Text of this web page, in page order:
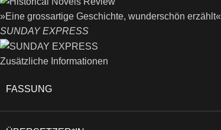
»Eine grossartige Geschichte, wunderschön erzählt«
SUNDAY EXPRESS
Zusätzliche Informationen
FASSUNG